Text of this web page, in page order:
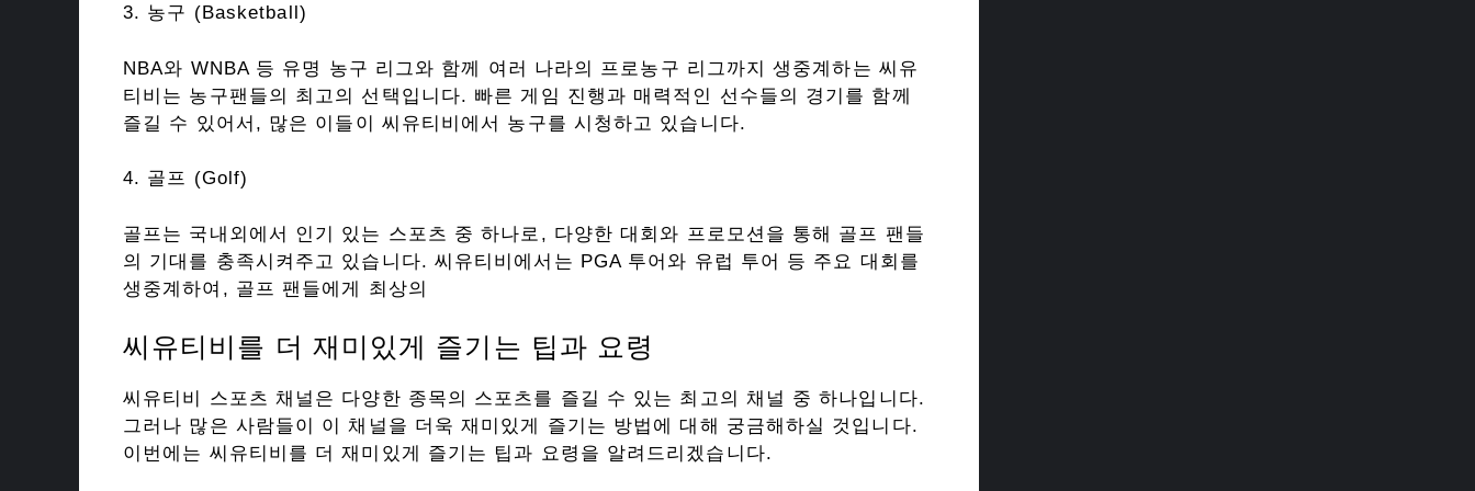
3. 농구 (Basketball)
NBA와 WNBA 등 유명 농구 리그와 함께 여러 나라의 프로농구 리그까지 생중계하는 씨유
티비는 농구팬들의 최고의 선택입니다. 빠른 게임 진행과 매력적인 선수들의 경기를 함께
즐길 수 있어서, 많은 이들이 씨유티비에서 농구를 시청하고 있습니다.
4. 골프 (Golf)
골프는 국내외에서 인기 있는 스포츠 중 하나로, 다양한 대회와 프로모션을 통해 골프 팬들
의 기대를 충족시켜주고 있습니다. 씨유티비에서는 PGA 투어와 유럽 투어 등 주요 대회를
생중계하여, 골프 팬들에게 최상의
씨유티비를 더 재미있게 즐기는 팁과 요령
씨유티비 스포츠 채널은 다양한 종목의 스포츠를 즐길 수 있는 최고의 채널 중 하나입니다.
그러나 많은 사람들이 이 채널을 더욱 재미있게 즐기는 방법에 대해 궁금해하실 것입니다.
이번에는 씨유티비를 더 재미있게 즐기는 팁과 요령을 알려드리겠습니다.